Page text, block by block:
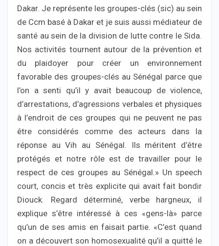
Dakar. Je représente les groupes-clés (sic) au sein
de Ccm basé à Dakar et je suis aussi médiateur de
santé au sein de la division de lutte contre le Sida.
Nos activités tournent autour de la prévention et
du plaidoyer pour créer un environnement
favorable des groupes-clés au Sénégal parce que
l’on a senti qu’il y avait beaucoup de violence,
d’arrestations, d’agressions verbales et physiques
à l’endroit de ces groupes qui ne peuvent ne pas
être considérés comme des acteurs dans la
réponse au Vih au Sénégal. Ils méritent d’être
protégés et notre rôle est de travailler pour le
respect de ces groupes au Sénégal.» Un speech
court, concis et très explicite qui avait fait bondir
Diouck. Regard déterminé, verbe hargneux, il
explique s’être intéressé à ces «gens-là» parce
qu’un de ses amis en faisait partie. «C’est quand
on a découvert son homosexualité qu’il a quitté le